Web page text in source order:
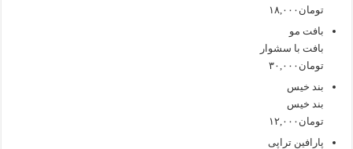
تومان۱۸,۰۰۰
بافت مو
بافت با سشوار
تومان۳۰,۰۰۰
بند خیس
بند خیس
تومان۱۲,۰۰۰
پارافین تراپی